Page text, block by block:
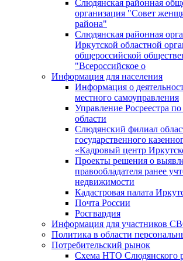
Слюдянская районная
организация "Совет
района"
Слюдянская районная
Иркутской областной
общероссийской
"Всероссийское о
Информация для населения
Информация о
местного самоуправления
Управление Росреестра
области
Слюдянский филиал
государственного
«Кадровый центр
Проекты решения о
правообладателя ранее
недвижимости
Кадастровая палата
Почта России
Росгвардия
Информация для участников
Политика в области
Потребительский рынок
Схема НТО Слюдянского